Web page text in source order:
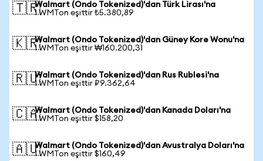
🇹🇷Walmart (Ondo Tokenized)'dan Türk Lirası'na
1 WMTon eşittir ₺5.380,89
🇰🇷Walmart (Ondo Tokenized)'dan Güney Kore Wonu'na
1 WMTon eşittir ₩160.200,31
🇷🇺Walmart (Ondo Tokenized)'dan Rus Rublesi'na
1 WMTon eşittir ₽9.362,64
🇨🇦Walmart (Ondo Tokenized)'dan Kanada Doları'na
1 WMTon eşittir $158,20
🇦🇺Walmart (Ondo Tokenized)'dan Avustralya Doları'na
1 WMTon eşittir $160,49